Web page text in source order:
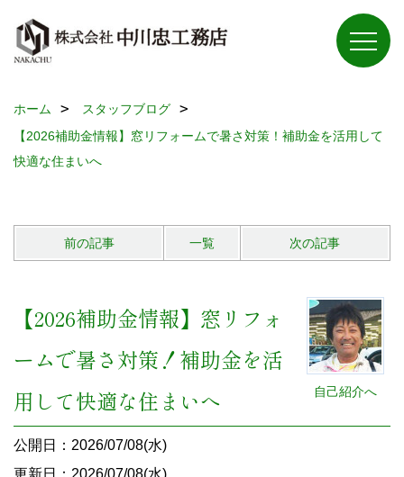
ホーム
スタッフブログ
【2026補助金情報】窓リフォームで暑さ対策！補助金を活用して
快適な住まいへ
前の記事 一覧 次の記事
自己紹介へ
【2026補助金情報】窓リフォ
ームで暑さ対策！補助金を活
用して快適な住まいへ
公開日：2026/07/08(水)
更新日：2026/07/08(水)